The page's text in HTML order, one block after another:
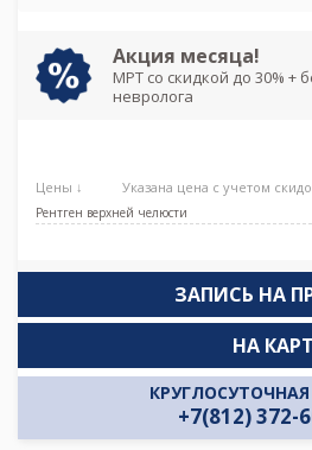
Акция месяца!
МРТ со скидкой до 30% +
невролога
Цены ↓ Указана цена с учетом
Рентген верхней челюсти
ЗАПИСЬ НА
+7(812) 372-
НА